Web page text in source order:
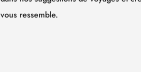
vous ressemble.